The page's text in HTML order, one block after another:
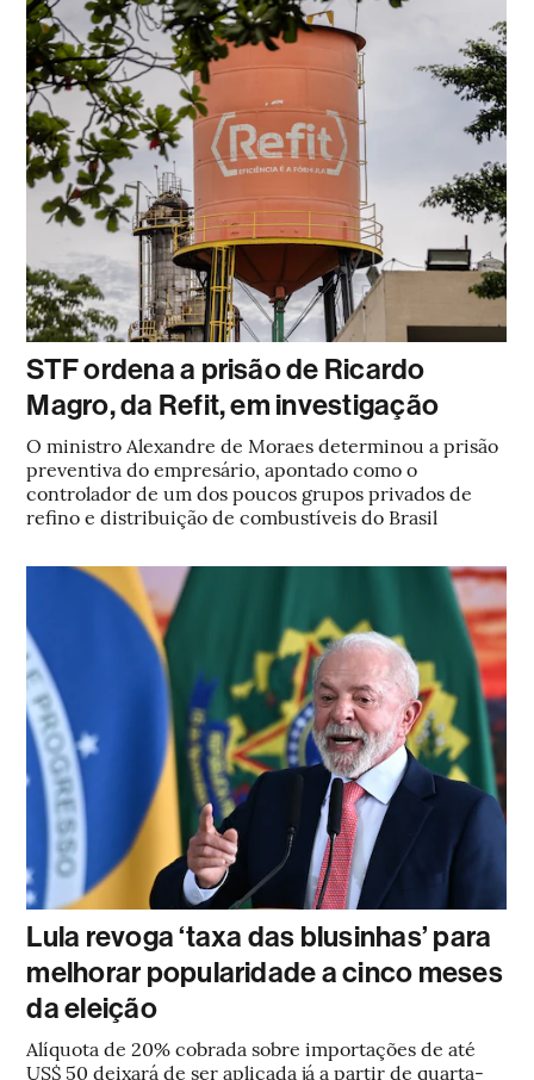
STF ordena a prisão de Ricardo
Magro, da Refit, em investigação
O ministro Alexandre de Moraes determinou a prisão
preventiva do empresário, apontado como o
controlador de um dos poucos grupos privados de
refino e distribuição de combustíveis do Brasil
Lula revoga ‘taxa das blusinhas’ para
melhorar popularidade a cinco meses
da eleição
Alíquota de 20% cobrada sobre importações de até
US$ 50 deixará de ser aplicada já a partir de quarta-